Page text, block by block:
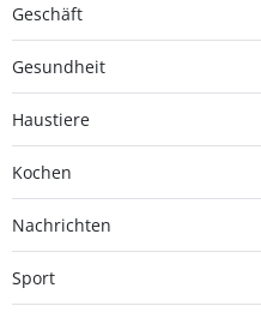
Geschäft
Gesundheit
Haustiere
Kochen
Nachrichten
Sport